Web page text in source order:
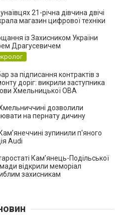
21-річна дівчина двічі
магазин цифрової техніки
із Захисником України
Драгусевичем
за підписання контрактів з
доріг: викрили заступника
Хмельницької ОВА
дозволили
на пернату дичину
зупинили п'яного
Audi
Кам’янець-Подільської
відкрили меморіал
захисникам